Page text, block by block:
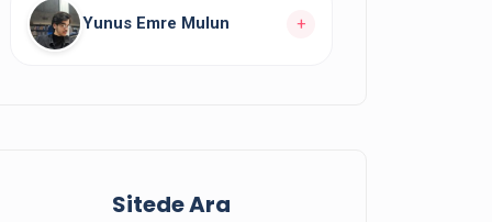
Yazarın
Yunus Emre Mulun +
Sitede Ara